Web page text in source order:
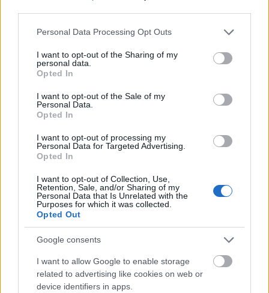
Please note that this website/app uses one or more Google
not limited to your visit or usage behaviour. You may click to
grant or deny consent to Google and its third-party tags to
use your data for below specified purposes in below Google
consent section.
Personal Data Processing Opt Outs
I want to opt-out of the Sharing of my
personal data.
Opted In
I want to opt-out of the Sale of my
Personal Data.
Opted In
I want to opt-out of processing my
Personal Data for Targeted Advertising.
Opted In
I want to opt-out of Collection, Use,
Retention, Sale, and/or Sharing of my
Personal Data that Is Unrelated with the
Purposes for which it was collected.
Opted Out
Google consents
I want to allow Google to enable storage
related to advertising like cookies on web or
device identifiers in apps.
A nagyobb mellek miatt különösen fontos az
ideális melltartó megtalálása. A felsőrészek
nyugodtan lehetnek mélyebb – persze nem
közönségesen mély – kivágásúak. A könnyű
anyagok, a has tájékán ráncolt, a pocakot elrejtő
felsők különösen jók ennek a típusnak. A
hosszabb felsők, tunikák, a hosszanti minták is
karcsúsítanak.
A laposabb feneket jól korrigálja
vagy a push-up farmer, az alakot pedig az
egyenes szárú, vagy lefelé bővülő szárú nadrág
hozza egyensúlyba. A szoknyák közül az
egyenes ceruzaszoknya, az A-vonalú szoknya
lehet megfelelő. A nadrágok, szoknyák
nyugodtan lehetnek mintásak vagy élénk
színűek, hogy az eddig hangsúlytalan alsótestre
vigyék a figyelmet, így teremtve meg az alak
egyensúlyát.
A csinos lábat jól hangsúlyozza a magas sarkú
cipő és a színes harisnya.
A blézerek és kabátok lehetőség szerint legyenek